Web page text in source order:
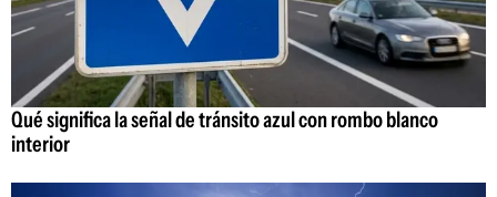
Qué significa la señal de tránsito azul con rombo blanco
interior